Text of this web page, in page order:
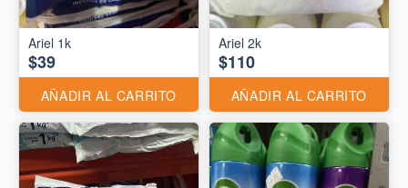
Ariel 1k
$39
AÑADIR AL CARRITO
Ariel 2k
$110
AÑADIR AL CARRITO